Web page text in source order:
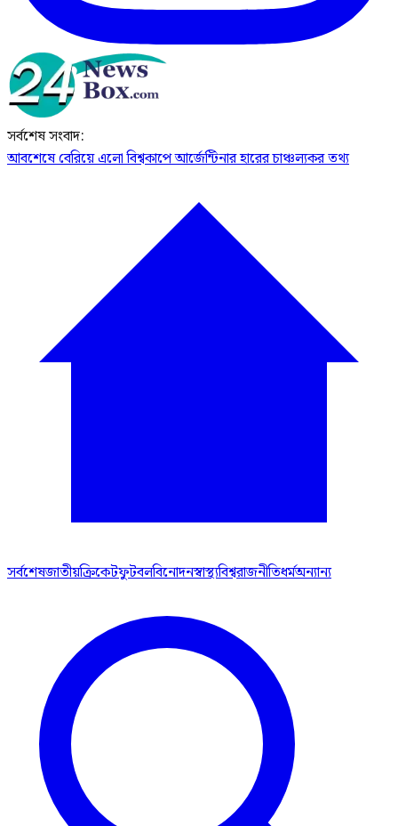
সর্বশেষ সংবাদ:
আবশেষে বেরিয়ে এলো বিশ্বকাপে আর্জেন্টিনার হারের চাঞ্চল্যকর তথ্য
সর্বশেষজাতীয়ক্রিকেটফুটবলবিনোদনস্বাস্থ্যবিশ্বরাজনীতিধর্মঅন্যান্য